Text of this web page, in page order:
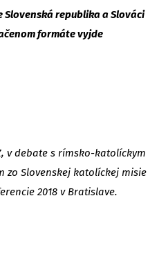
republika a Slováci
formáte vyjde
v debate s rímsko-katolíckym
zo Slovenskej katolíckej misie
2018 v Bratislave.